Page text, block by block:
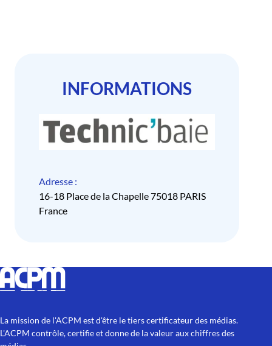
INFORMATIONS
Adresse :
16-18 Place de la Chapelle 75018 PARIS
France
La mission de l'ACPM est d'être le tiers certificateur des médias.
L'ACPM contrôle, certifie et donne de la valeur aux chiffres des